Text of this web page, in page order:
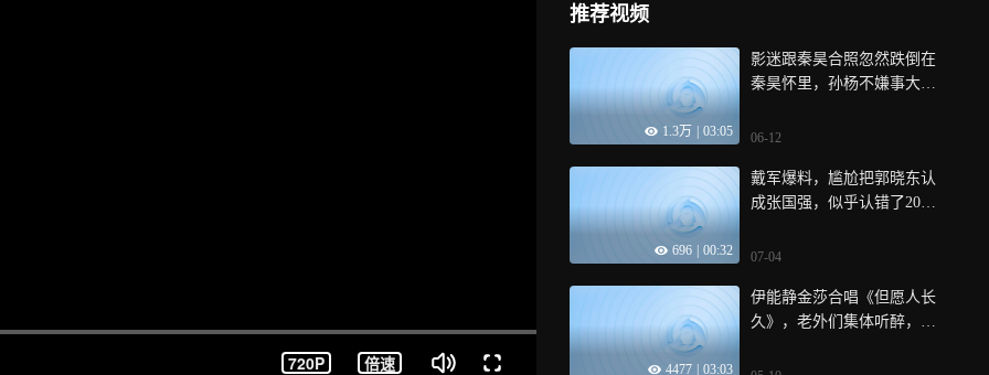
720P 倍速
推荐视频
1.3万 03:05
影迷跟秦昊合照忽然跌倒在
秦昊怀里，孙杨不嫌事大跟
06-12
696 00:32
戴军爆料，尴尬把郭晓东认
成张国强，似乎认错了20
07-04
4477 03:03
伊能静金莎合唱《但愿人长
久》，老外们集体听醉，此